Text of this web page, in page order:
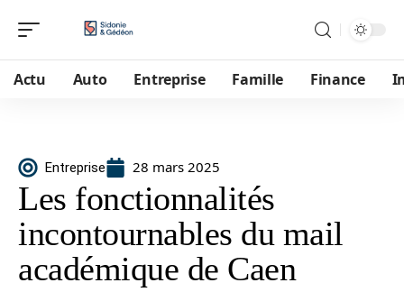
Actu Auto Entreprise Famille Finance
Entreprise 28 mars 2025
Les fonctionnalités
incontournables du mail
académique de Caen